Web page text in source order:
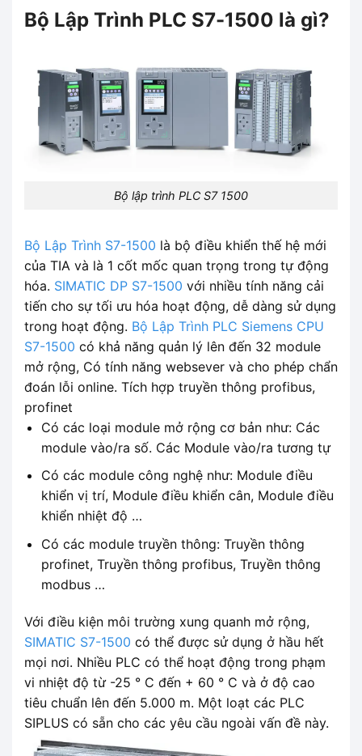
Bộ Lập Trình PLC S7-1500 là gì?
Bộ lập trình PLC S7 1500
Bộ Lập Trình S7-1500 là bộ điều khiển thế hệ mới
của TIA và là 1 cốt mốc quan trọng trong tự động
hóa. SIMATIC DP S7-1500 với nhiều tính năng cải
tiến cho sự tối ưu hóa hoạt động, dễ dàng sử dụng
trong hoạt động. Bộ Lập Trình PLC Siemens CPU
S7-1500 có khả năng quản lý lên đến 32 module
mở rộng, Có tính năng websever và cho phép chẩn
đoán lỗi online. Tích hợp truyền thông profibus,
profinet
Có các loại module mở rộng cơ bản như: Các
module vào/ra số. Các Module vào/ra tương tự
Có các module công nghệ như: Module điều
khiển vị trí, Module điều khiển cân, Module điều
khiển nhiệt độ …
Có các module truyền thông: Truyền thông
profinet, Truyền thông profibus, Truyền thông
modbus …
Với điều kiện môi trường xung quanh mở rộng,
SIMATIC S7-1500 có thể được sử dụng ở hầu hết
mọi nơi. Nhiều PLC có thể hoạt động trong phạm
vi nhiệt độ từ -25 ° C đến + 60 ° C và ở độ cao
tiêu chuẩn lên đến 5.000 m. Một loạt các PLC
SIPLUS có sẵn cho các yêu cầu ngoài vấn đề này.